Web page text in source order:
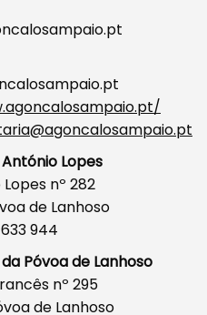
Lopes
nº 282
de Lanhoso
944
Póvoa de Lanhoso
nº 295
de Lanhoso